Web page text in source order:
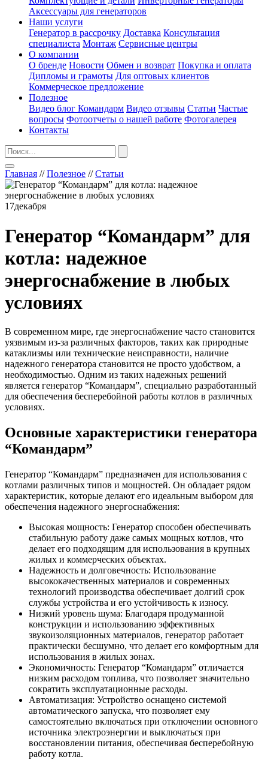
Аксессуары для генераторов
Наши услуги
Генератор в рассрочку Доставка Консультация
специалиста Монтаж Сервисные центры
О компании
О бренде Новости Обмен и возврат Покупка и оплата
Дипломы и грамоты Для оптовых клиентов
Коммерческое предложение
Полезное
Видео блог Командарм Видео отзывы Статьи Частые
вопросы Фотоотчеты о нашей работе Фотогалерея
Контакты
Главная //Полезное //Статьи
17декабря
Генератор “Командарм” для
котла: надежное
энергоснабжение в любых
условиях
В современном мире, где энергоснабжение часто становится
уязвимым из-за различных факторов, таких как природные
катаклизмы или технические неисправности, наличие
надежного генератора становится не просто удобством, а
необходимостью. Одним из таких надежных решений
является генератор “Командарм”, специально разработанный
для обеспечения бесперебойной работы котлов в различных
условиях.
Основные характеристики генератора
“Командарм”
Генератор “Командарм” предназначен для использования с
котлами различных типов и мощностей. Он обладает рядом
характеристик, которые делают его идеальным выбором для
обеспечения надежного энергоснабжения:
Высокая мощность: Генератор способен обеспечивать
стабильную работу даже самых мощных котлов, что
делает его подходящим для использования в крупных
жилых и коммерческих объектах.
Надежность и долговечность: Использование
высококачественных материалов и современных
технологий производства обеспечивает долгий срок
службы устройства и его устойчивость к износу.
Низкий уровень шума: Благодаря продуманной
конструкции и использованию эффективных
звукоизоляционных материалов, генератор работает
практически бесшумно, что делает его комфортным для
использования в жилых зонах.
Экономичность: Генератор “Командарм” отличается
низким расходом топлива, что позволяет значительно
сократить эксплуатационные расходы.
Автоматизация: Устройство оснащено системой
автоматического запуска, что позволяет ему
самостоятельно включаться при отключении основного
источника электроэнергии и выключаться при
восстановлении питания, обеспечивая бесперебойную
работу котла.